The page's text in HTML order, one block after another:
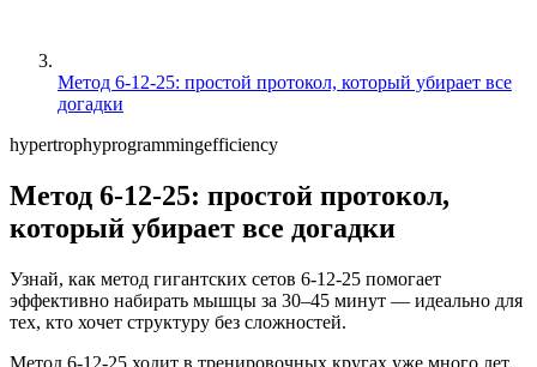
Метод 6-12-25: простой протокол, который убирает все
догадки
hypertrophyprogrammingefficiency
Метод 6-12-25: простой протокол,
который убирает все догадки
Узнай, как метод гигантских сетов 6-12-25 помогает
эффективно набирать мышцы за 30–45 минут — идеально для
тех, кто хочет структуру без сложностей.
Метод 6-12-25 ходит в тренировочных кругах уже много лет,